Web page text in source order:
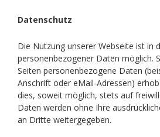
Datenschutz
Die Nutzung unserer Webseite ist in
personenbezogener Daten möglich.
Seiten personenbezogene Daten
Anschrift oder eMail-Adressen)
dies, soweit möglich, stets auf
Daten werden ohne Ihre
an Dritte weitergegeben.